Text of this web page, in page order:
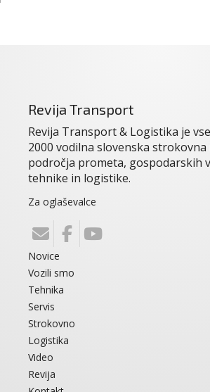
Revija Transport
Revija Transport & Logistika je
2000 vodilna slovenska strokovna
področja prometa, gospodarskih
tehnike in logistike.
Za oglaševalce
Novice
Vozili smo
Tehnika
Servis
Strokovno
Logistika
Video
Revija